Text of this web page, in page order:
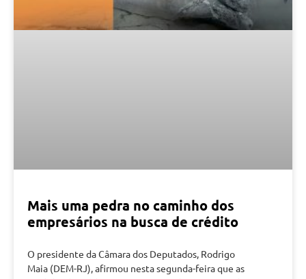
Mais uma pedra no caminho dos
empresários na busca de crédito
O presidente da Câmara dos Deputados, Rodrigo
Maia (DEM-RJ), afirmou nesta segunda-feira que as